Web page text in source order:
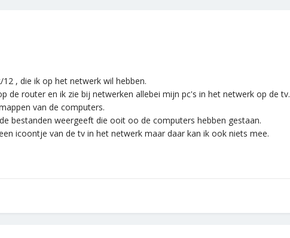
, die ik op het netwerk wil hebben.
de router en ik zie bij netwerken allebei mijn pc's in het netwerk op de tv.
van de computers.
bestanden weergeeft die ooit oo de computers hebben gestaan.
icoontje van de tv in het netwerk maar daar kan ik ook niets mee.